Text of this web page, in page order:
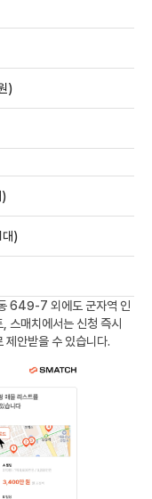
)
)
649-7 외에도 군자역 인
스매치에서는 신청 즉시
제안받을 수 있습니다.